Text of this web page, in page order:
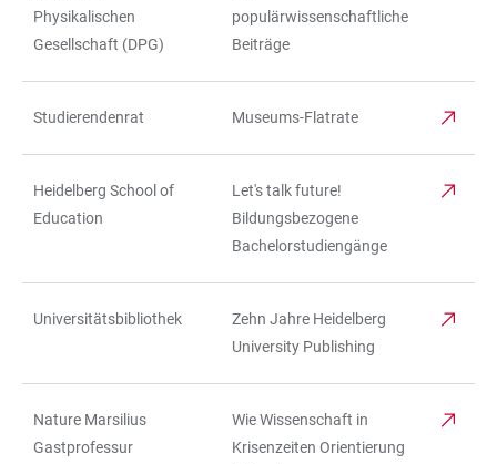
Physikalischen
Gesellschaft (DPG)
populärwissenschaftliche
Beiträge
Studierendenrat Museums-Flatrate
Heidelberg School of
Education
Let's talk future!
Bildungsbezogene
Bachelorstudiengänge
Universitätsbibliothek
Zehn Jahre Heidelberg
University Publishing
Nature Marsilius
Gastprofessur
Wie Wissenschaft in
Krisenzeiten Orientierung